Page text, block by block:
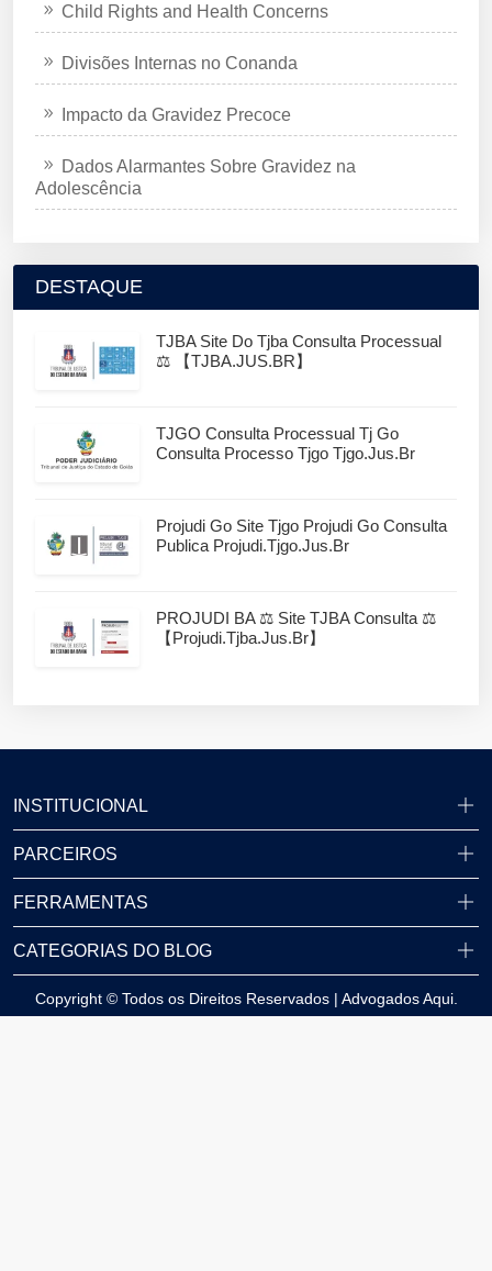
Child Rights and Health Concerns
Divisões Internas no Conanda
Impacto da Gravidez Precoce
Dados Alarmantes Sobre Gravidez na
Adolescência
DESTAQUE
TJBA Site Do Tjba Consulta Processual
⚖️ 【TJBA.JUS.BR】
TJGO Consulta Processual Tj Go
Consulta Processo Tjgo Tjgo.jus.br
Projudi Go Site Tjgo Projudi Go Consulta
Publica Projudi.tjgo.jus.br
PROJUDI BA ⚖️ Site TJBA Consulta ⚖️
【projudi.tjba.jus.br】
INSTITUCIONAL
PARCEIROS
FERRAMENTAS
CATEGORIAS DO BLOG
Copyright © Todos os Direitos Reservados | Advogados Aqui.